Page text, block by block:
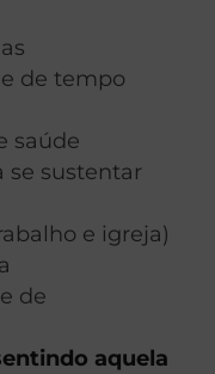
de tempo
saúde
se sustentar
e igreja)
de
aquela